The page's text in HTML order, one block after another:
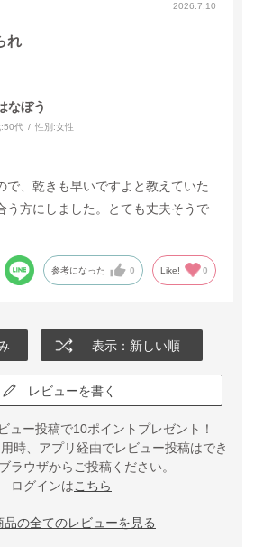
2026.7.10
れ
なぼう
:50代 性別:女性
で、乾きも早いですよと教えていた
う方にしました。とても丈夫そうで
参考になった 0 Like! 0
表示：新しい順
レビューを書く
ュー投稿で10ポイントプレゼント！
時、アプリ経由でレビュー投稿はでき
ラウザからご投稿ください。
ログインはこちら
品の全てのレビューを見る